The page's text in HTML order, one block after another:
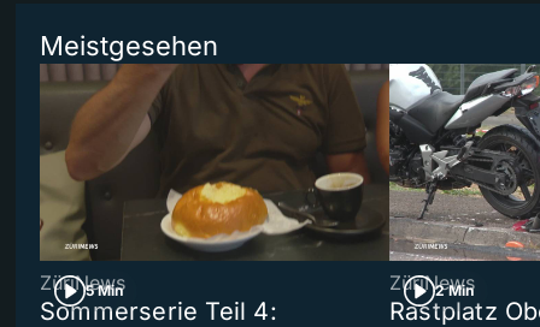
Meistgesehen
5 Min
ZüriNews
Sommerserie Teil 4:
2 Min
ZüriNews
Rastplatz